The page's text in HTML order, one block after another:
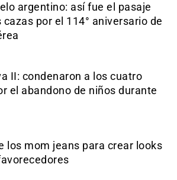
argentino: así fue el pasaje
cazas por el 114° aniversario de
II: condenaron a los cuatro
el abandono de niños durante
los mom jeans para crear looks